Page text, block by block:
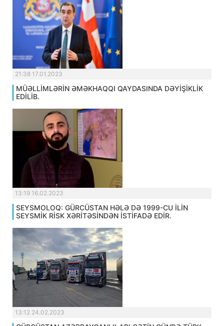
21:38 17.01.2023
MÜƏLLİMLƏRİN ƏMƏKHAQQI QAYDASINDA DƏYİŞİKLİK
EDİLİB.
13:19 16.02.2023
SEYSMOLOQ: GÜRCÜSTAN HƏLƏ DƏ 1999-CU İLİN
SEYSMİK RİSK XƏRİTƏSİNDƏN İSTİFADƏ EDİR.
13:12 24.02.2023